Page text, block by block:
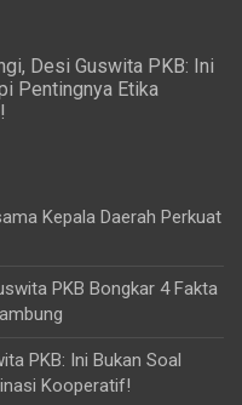
Desi Guswita PKB: Ini
Pentingnya Etika
Kepala Daerah Perkuat
PKB Bongkar 4 Fakta
PKB: Ini Bukan Soal
Kooperatif!